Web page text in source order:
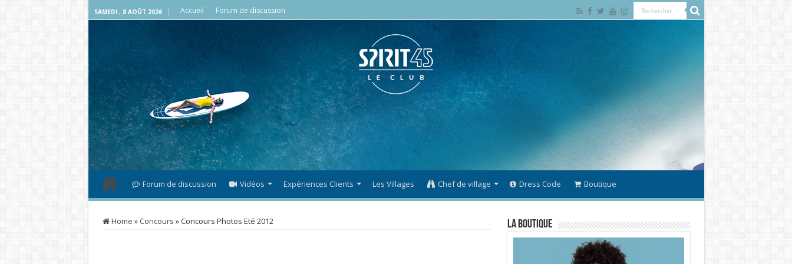
SAMEDI , 8 AOÛT 2026 Accueil Forum de discussion
Forum de discussion Vidéos Expériences Clients Les Villages Chef de village Dress Code Boutique
Home » Concours »Concours Photos Eté 2012 La Boutique